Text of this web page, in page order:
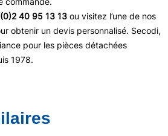
40 95 13 13 ou visitez l’une de nos
obtenir un devis personnalisé. Secodi,
pour les pièces détachées
1978.